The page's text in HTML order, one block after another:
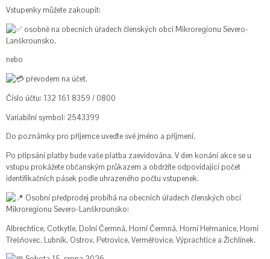
Vstupenky můžete zakoupit:
osobně na obecních úřadech členských obcí Mikroregionu Severo-
Lanškrounsko,
nebo
převodem na účet.
Číslo účtu: 132 161 8359 / 0800
Variabilní symbol: 2543399
Do poznámky pro příjemce uveďte své jméno a příjmení.
Po připsání platby bude vaše platba zaevidována. V den konání akce se u
vstupu prokážete občanským průkazem a obdržíte odpovídající počet
identifikačních pásek podle uhrazeného počtu vstupenek.
Osobní předprodej probíhá na obecních úřadech členských obcí
Mikroregionu Severo-Lanškrounsko:
Albrechtice, Cotkytle, Dolní Čermná, Horní Čermná, Horní Heřmanice, Horní
Třešňovec, Lubník, Ostrov, Petrovice, Verměřovice, Výprachtice a Žichlínek.